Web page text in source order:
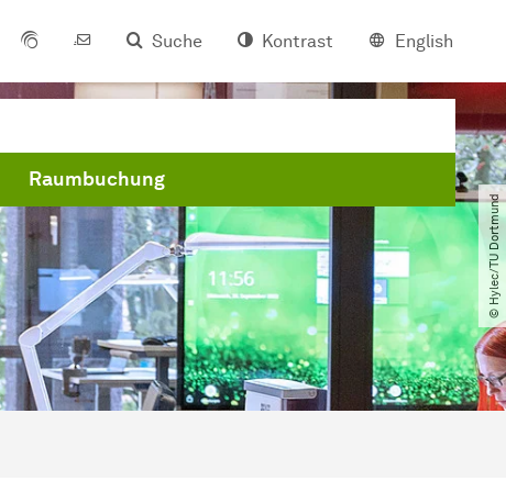
Suche Kontrast English
Raumbuchung
© Hylec​/​TU Dortmund